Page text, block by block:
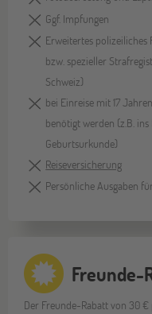
Ggf. Impfungen
Erweitertes polizeiliches
bzw. spezieller
Schweiz)
bei Einreise mit 17
benötigt werden (z.B.
Geburtsurkunde)
Reiseversicherung
Persönliche Ausgaben
Freunde-
Der Freunde-Rabatt von 30